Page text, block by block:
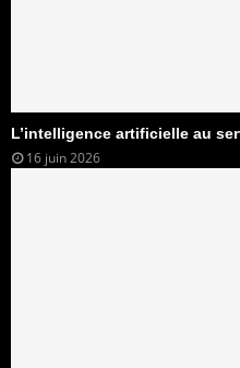
L’intelligence artificielle au
16 juin 2026